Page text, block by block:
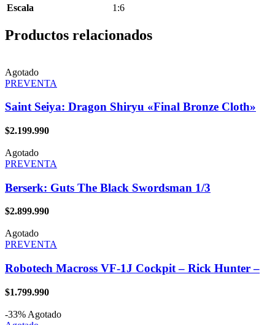
Escala 1:6
Productos relacionados
Agotado
PREVENTA
Saint Seiya: Dragon Shiryu «Final Bronze Cloth»
$2.199.990
Agotado
PREVENTA
Berserk: Guts The Black Swordsman 1/3
$2.899.990
Agotado
PREVENTA
Robotech Macross VF-1J Cockpit – Rick Hunter –
$1.799.990
-33% Agotado